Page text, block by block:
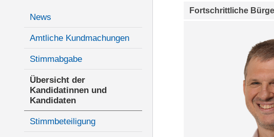
News
Amtliche Kundmachungen
Stimmabgabe
Übersicht der
Kandidatinnen und
Kandidaten
Stimmbeteiligung
Fortschrittliche